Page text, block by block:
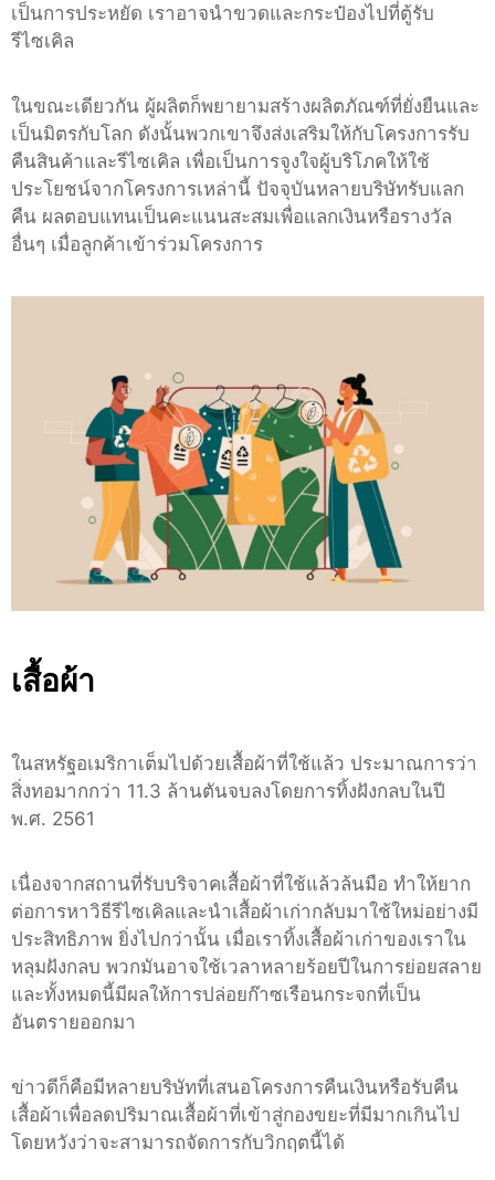
เป็นการประหยัด เราอาจนำขวดและกระป๋องไปที่ตู้รับ
รีไซเคิล
ในขณะเดียวกัน ผู้ผลิตก็พยายามสร้างผลิตภัณฑ์ที่ยั่งยืนและ
เป็นมิตรกับโลก ดังนั้นพวกเขาจึงส่งเสริมให้กับโครงการรับ
คืนสินค้าและรีไซเคิล เพื่อเป็นการจูงใจผู้บริโภคให้ใช้
ประโยชน์จากโครงการเหล่านี้ ปัจจุบันหลายบริษัทรับแลก
คืน ผลตอบแทนเป็นคะแนนสะสมเพื่อแลกเงินหรือรางวัล
อื่นๆ เมื่อลูกค้าเข้าร่วมโครงการ
เสื้อผ้า
ในสหรัฐอเมริกาเต็มไปด้วยเสื้อผ้าที่ใช้แล้ว ประมาณการว่า
สิ่งทอมากกว่า 11.3 ล้านตันจบลงโดยการทิ้งฝังกลบในปี
พ.ศ. 2561
เนื่องจากสถานที่รับบริจาคเสื้อผ้าที่ใช้แล้วล้นมือ ทำให้ยาก
ต่อการหาวิธีรีไซเคิลและนำเสื้อผ้าเก่ากลับมาใช้ใหม่อย่างมี
ประสิทธิภาพ ยิ่งไปกว่านั้น เมื่อเราทิ้งเสื้อผ้าเก่าของเราใน
หลุมฝังกลบ พวกมันอาจใช้เวลาหลายร้อยปีในการย่อยสลาย
และทั้งหมดนี้มีผลให้การปล่อยก๊าซเรือนกระจกที่เป็น
อันตรายออกมา
ข่าวดีก็คือมีหลายบริษัทที่เสนอโครงการคืนเงินหรือรับคืน
เสื้อผ้าเพื่อลดปริมาณเสื้อผ้าที่เข้าสู่กองขยะที่มีมากเกินไป
โดยหวังว่าจะสามารถจัดการกับวิกฤตนี้ได้